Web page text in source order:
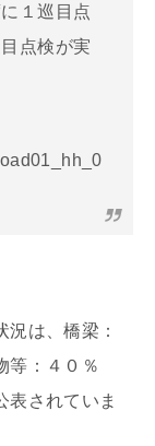
１巡目点
点検が実
は、橋梁：
等：４０％
表されていま